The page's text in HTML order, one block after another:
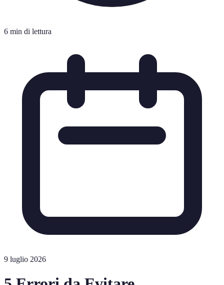
6 min di lettura
9 luglio 2026